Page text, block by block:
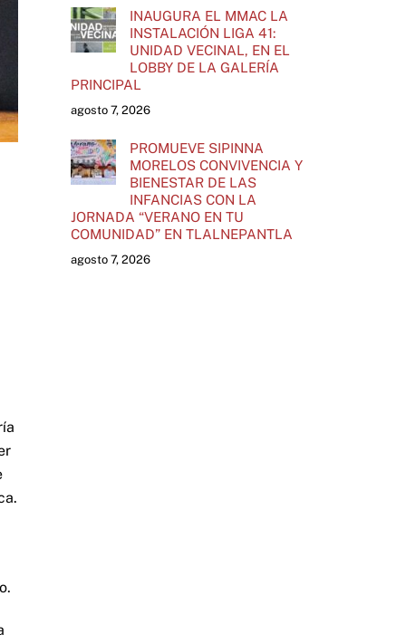
INAUGURA EL MMAC LA
INSTALACIÓN LIGA 41:
UNIDAD VECINAL, EN EL
LOBBY DE LA GALERÍA
PRINCIPAL
agosto 7, 2026
PROMUEVE SIPINNA
MORELOS CONVIVENCIA Y
BIENESTAR DE LAS
INFANCIAS CON LA
JORNADA “VERANO EN TU
COMUNIDAD” EN TLALNEPANTLA
agosto 7, 2026